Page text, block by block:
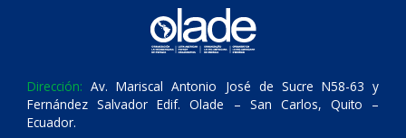
Dirección: Av. Mariscal Antonio José de Sucre N58-63 y
Fernández Salvador Edif. Olade – San Carlos, Quito –
Ecuador.